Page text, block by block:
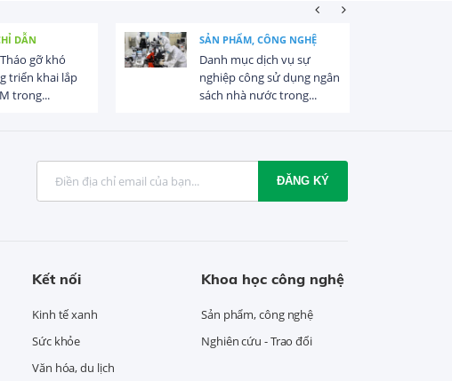
DẪN
gỡ khó
triển khai lắp
trong...
SẢN PHẨM, CÔNG NGHỆ
Danh mục dịch vụ sự
nghiệp công sử dụng ngân
sách nhà nước trong...
ĐĂNG KÝ
Kết nối
Kinh tế xanh
Sức khỏe
Văn hóa, du lịch
Khoa học công nghệ
Sản phẩm, công nghệ
Nghiên cứu - Trao đổi